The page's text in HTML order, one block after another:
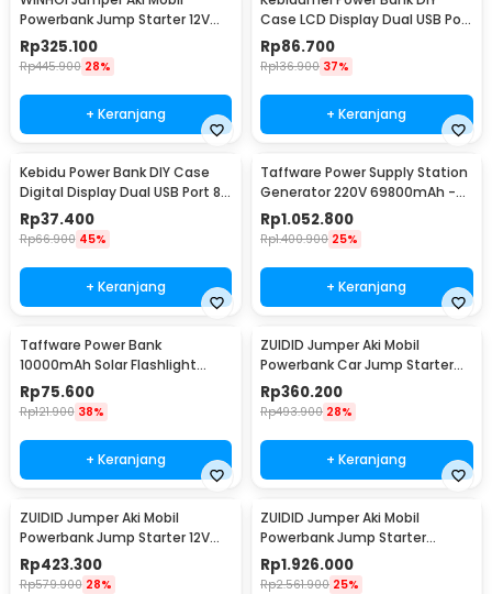
Powerbank Jump Starter 12V
10000mAh 600A - JX27
Rp325.100
Rp445.900 28%
+ Keranjang
Case LCD Display Dual USB Port
4 PCS 18650 - KA4
Rp86.700
Rp136.900 37%
+ Keranjang
Kebidu Power Bank DIY Case
Digital Display Dual USB Port 8
PCS 18650 - C18
Rp37.400
Rp66.900 45%
+ Keranjang
Taffware Power Supply Station
Generator 220V 69800mAh -
OKD180
Rp1.052.800
Rp1.400.900 25%
+ Keranjang
Taffware Power Bank
10000mAh Solar Flashlight
Waterproof Dual USB Port - PS-
P401
Rp75.600
Rp121.900 38%
+ Keranjang
ZUIDID Jumper Aki Mobil
Powerbank Car Jump Starter
12V 20000mAh 800A - R22
Rp360.200
Rp493.900 28%
+ Keranjang
ZUIDID Jumper Aki Mobil
Powerbank Jump Starter 12V
29800mAh - R26
Rp423.300
Rp579.900 28%
ZUIDID Jumper Aki Mobil
Powerbank Jump Starter
12V/24V 42000mAh 4000A -
R30
Rp1.926.000
Rp2.561.900 25%